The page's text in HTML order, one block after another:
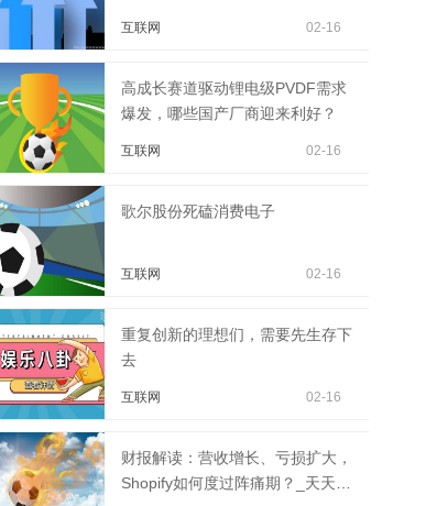
互联网 02-16
高成长赛道驱动锂电级PVDF需求
爆发，哪些国产厂商迎来利好？
互联网 02-16
歌尔股份死磕消费电子
互联网 02-16
重复创新的理想们，需要先生存下
去
互联网 02-16
财报解读：营收增长、亏损扩大，
Shopify如何度过阵痛期？_天天信